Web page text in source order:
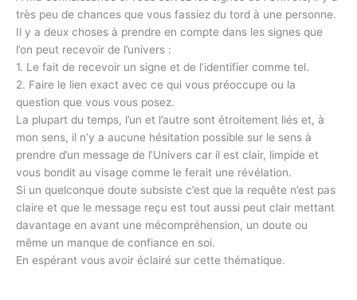
très peu de chances que vous fassiez du tord à une personne.
Il y a deux choses à prendre en compte dans les signes que
l’on peut recevoir de l’univers :
1. Le fait de recevoir un signe et de l’identifier comme tel.
2. Faire le lien exact avec ce qui vous préoccupe ou la
question que vous vous posez.
La plupart du temps, l’un et l’autre sont étroitement liés et, à
mon sens, il n’y a aucune hésitation possible sur le sens à
prendre d’un message de l’Univers car il est clair, limpide et
vous bondit au visage comme le ferait une révélation.
Si un quelconque doute subsiste c’est que la requête n’est pas
claire et que le message reçu est tout aussi peut clair mettant
davantage en avant une mécompréhension, un doute ou
même un manque de confiance en soi.
En espérant vous avoir éclairé sur cette thématique.